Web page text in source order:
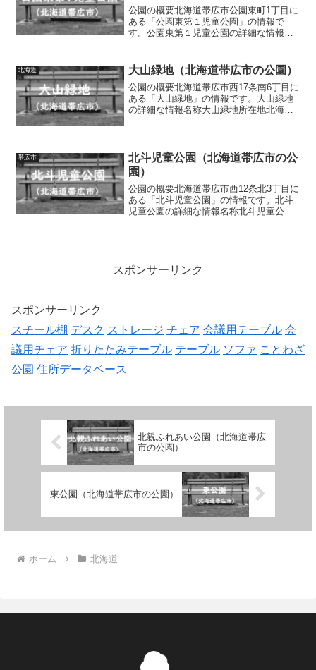
公園の概要北海道帯広市公園東町1丁目に
ある「公園東第１児童公園」の情報で
す。公園東第１児童公園の詳細な情報名
施設・遊具複合遊具（滑り台、雲梯、ク
ライミングウォー...
北海道 大山緑地（北海道帯広市の公園）
公園の概要北海道帯広市西17条南6丁目に
ある「大山緑地」の情報です。大山緑地
の詳細な情報名称大山緑地所在地北海道
トイレなし...
帯広市
北斗児童公園（北海道帯広市の公
園）
公園の概要北海道帯広市西12条北3丁目に
ある「北斗児童公園」の情報です。北斗
児童公園の詳細な情報名称北斗児童公園
スポンサーリンク
スポンサーリンク
スチール棚 デスク ストレージ チェア 会議用テーブル 会
議用チェア 折りたたみテーブル テーブル ソファ ことわざ
公園 住所データベース
北親ふれあい公園（北海道帯広
市の公園）
東公園（北海道帯広市の公園）
ホーム 北海道